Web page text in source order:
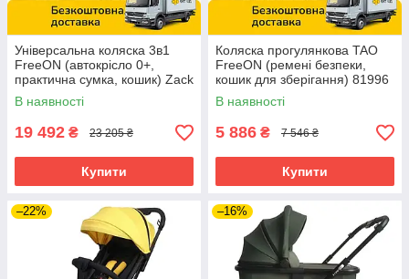
Універсальна коляска 3в1
FreeON (автокрісло 0+,
практична сумка, кошик) Zack
Black 80685 Чорна
В наявності
19 492 ₴ 23 205 ₴
Купити
Коляска прогулянкова TAO
FreeON (ремені безпеки,
кошик для зберігання) 81996
Зелена
В наявності
5 886 ₴ 7 546 ₴
Купити
–22% –16%